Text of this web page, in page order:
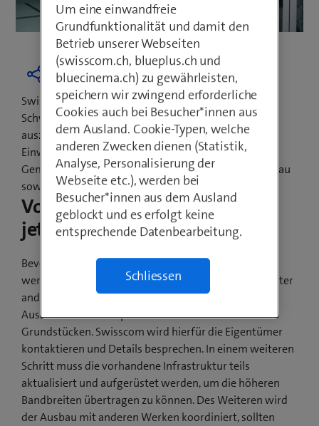
Swisscom hat das Versprechen abgegeben, jede
Schweizer Gemeinde mit Glasfasertechnologien
auszubauen. Davon profitieren auch die
Einwohnerinnen und Einwohner von Eptingen. Die
Gemeindevertretung und Swisscom haben den Ausbau
sowie den Baubeginn gemeinsam besprochen.
Vorarbeiten beginnen bereits
jetzt
Bevor ab Anfang 2022 die Glasfaserkabel verlegt
werden, sind noch Vorarbeiten nötig. Dazu gehört unter
anderem das Einholen der Bewilligung für die
Ausbauarbeiten auf privaten wie auch öffentlichen
Grundstücken. Swisscom wird hierfür die Eigentümer
kontaktieren und Details besprechen. In einem weiteren
Schritt muss die vorhandene Infrastruktur teils
aktualisiert und aufgerüstet werden, um die höheren
Bandbreiten übertragen zu können. Des Weiteren wird
der Ausbau mit anderen Werken koordiniert, sollten
Um eine einwandfreie
Grundfunktionalität und damit den
Betrieb unserer Webseiten
(swisscom.ch, blueplus.ch und
bluecinema.ch) zu gewährleisten,
speichern wir zwingend erforderliche
Cookies auch bei Besucher*innen aus
dem Ausland. Cookie-Typen, welche
anderen Zwecken dienen (Statistik,
Analyse, Personalisierung der
Webseite etc.), werden bei
Besucher*innen aus dem Ausland
geblockt und es erfolgt keine
entsprechende Datenbearbeitung.
Schliessen